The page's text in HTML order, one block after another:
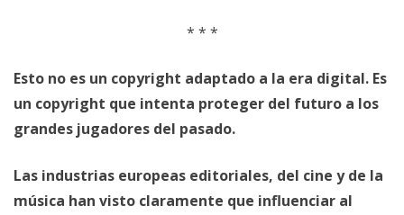
* * *
Esto no es un copyright adaptado a la era digital. Es
un copyright que intenta proteger del futuro a los
grandes jugadores del pasado.
Las industrias europeas editoriales, del cine y de la
música han visto claramente que influenciar al